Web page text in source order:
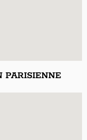
PARISIENNE